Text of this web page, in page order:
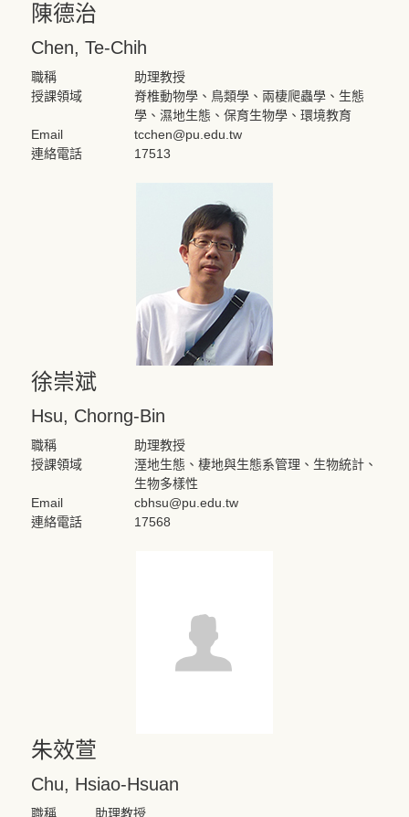
陳德治
Chen, Te-Chih
職稱
助理教授
授課領域
脊椎動物學、鳥類學、兩棲爬蟲學、生態
學、濕地生態、保育生物學、環境教育
Email
tcchen@pu.edu.tw
連絡電話
17513
徐崇斌
Hsu, Chorng-Bin
職稱
助理教授
授課領域
溼地生態、棲地與生態系管理、生物統計、
生物多樣性
Email
cbhsu@pu.edu.tw
連絡電話
17568
朱效萱
Chu, Hsiao-Hsuan
職稱 助理教授